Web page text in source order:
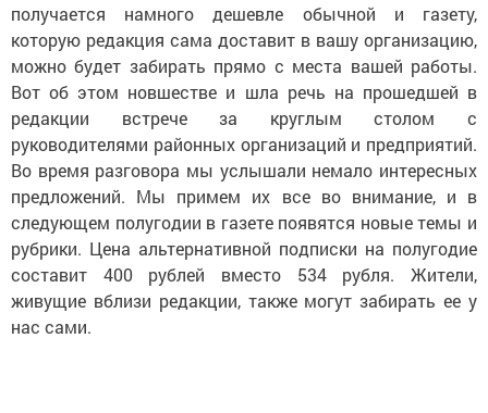
получается намного дешевле обычной и газету,
которую редакция сама доставит в вашу организацию,
можно будет забирать прямо с места вашей работы.
Вот об этом новшестве и шла речь на прошедшей в
редакции встрече за круглым столом с
руководителями районных организаций и предприятий.
Во время разговора мы услышали немало интересных
предложений. Мы примем их все во внимание, и в
следующем полугодии в газете появятся новые темы и
рубрики. Цена альтернативной подписки на полугодие
составит 400 рублей вместо 534 рубля. Жители,
живущие вблизи редакции, также могут забирать ее у
нас сами.